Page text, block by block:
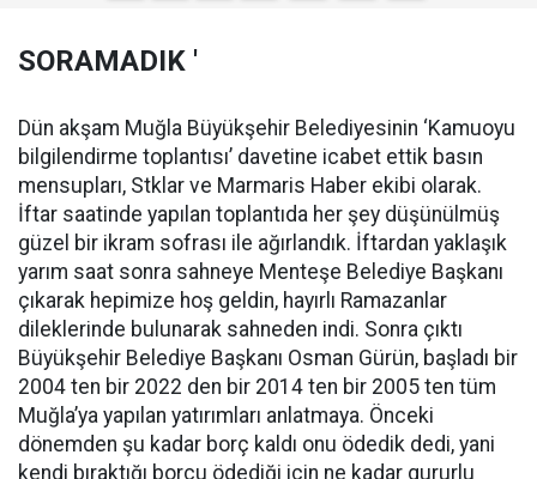
SORAMADIK '
Dün akşam Muğla Büyükşehir Belediyesinin ‘Kamuoyu
bilgilendirme toplantısı’ davetine icabet ettik basın
mensupları, Stklar ve Marmaris Haber ekibi olarak.
İftar saatinde yapılan toplantıda her şey düşünülmüş
güzel bir ikram sofrası ile ağırlandık. İftardan yaklaşık
yarım saat sonra sahneye Menteşe Belediye Başkanı
çıkarak hepimize hoş geldin, hayırlı Ramazanlar
dileklerinde bulunarak sahneden indi. Sonra çıktı
Büyükşehir Belediye Başkanı Osman Gürün, başladı bir
2004 ten bir 2022 den bir 2014 ten bir 2005 ten tüm
Muğla’ya yapılan yatırımları anlatmaya. Önceki
dönemden şu kadar borç kaldı onu ödedik dedi, yani
kendi bıraktığı borcu ödediği için ne kadar gururlu